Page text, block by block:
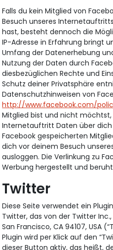
Falls du kein Mitglied von
Besuch unseres
hast, besteht dennoch die
IP-Adresse in Erfahrung bringt
Umfang der Datenerhebung
Nutzung der Daten durch
diesbezüglichen Rechte und
Schutz deiner Privatsphäre
Datenschutzhinweisen von
http://www.facebook.com/
Mitglied bist und nicht möchtst,
Internetauftritt Daten über
Facebook gespeicherten
dich vor deinem Besuch
ausloggen. Die Verlinkung zu
Werbung hergestellt und beruht
Twitter
Diese Seite verwendet ein
Twitter, das von der Twitter
San Francisco, CA 94107, USA
Plugin wird per Klick auf den
dieser Button aktiv, das heißt,